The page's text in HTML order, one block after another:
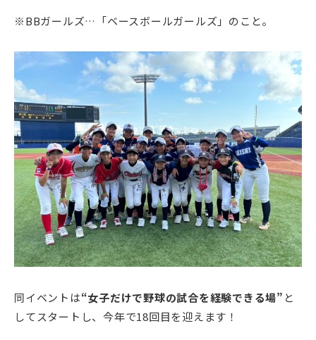
※BBガールズ…「ベースボールガールズ」のこと。
同イベントは“女子だけで野球の試合を経験できる場” と
してスタートし、今年で18回目を迎えます！